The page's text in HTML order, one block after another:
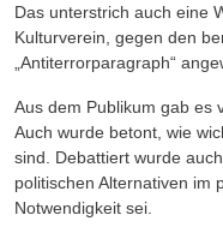
Das unterstrich auch eine
Kulturverein gegen den
„Antiterrorparagraph“
Aus dem Publikum gab es
Auch wurde betont, wie
sind
Debattiert wurde auch
politischen Alternativen im
Notwendigkeit sei